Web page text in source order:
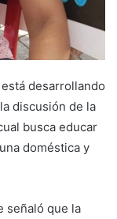
desarrollando
discusión de la
busca educar
doméstica y
señaló que la